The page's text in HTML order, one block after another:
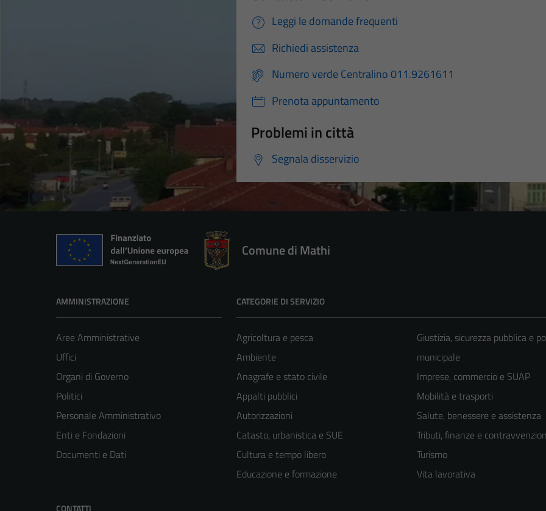
Leggi le domande frequenti
Richiedi assistenza
Numero verde Centralino 011.9261611
Prenota appuntamento
Problemi in città
Segnala disservizio
Comune di Mathi
AMMINISTRAZIONE
Aree Amministrative
Uffici
Organi di Governo
Politici
Personale Amministrativo
Enti e Fondazioni
Documenti e Dati
CATEGORIE DI SERVIZIO
Agricoltura e pesca
Ambiente
Anagrafe e stato civile
Appalti pubblici
Autorizzazioni
Catasto, urbanistica e SUE
Cultura e tempo libero
Educazione e formazione
Giustizia, sicurezza pubblica e
municipale
Imprese, commercio e SUAP
Mobilità e trasporti
Salute, benessere e assistenza
Tributi, finanze e
Turismo
Vita lavorativa
CONTATTI